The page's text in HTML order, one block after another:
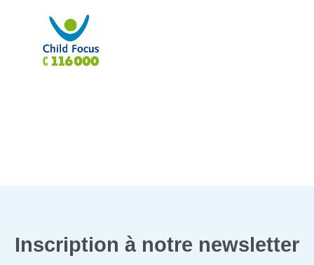
Inscription à notre newsletter